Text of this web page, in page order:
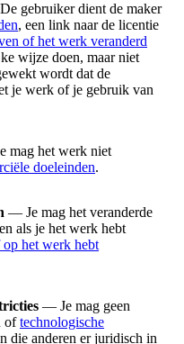
gebruiker dient de maker
, een link naar de licentie
of het werk veranderd
wijze doen, maar niet
wordt dat de
je werk of je gebruik van
mag het werk niet
doeleinden.
— Je mag het veranderde
als je het werk hebt
het werk hebt
— Je mag geen
oftechnologische
die anderen er juridisch in